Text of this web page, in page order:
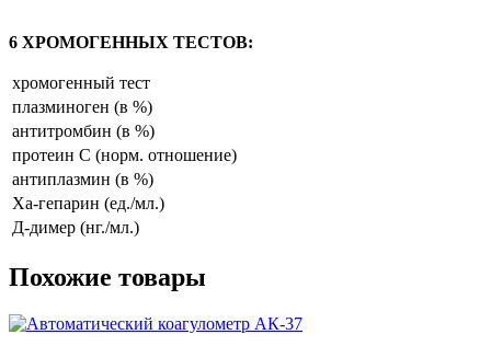
6 ХРОМОГЕННЫХ ТЕСТОВ:
хромогенный тест
плазминоген (в %)
антитромбин (в %)
протеин С (норм. отношение)
антиплазмин (в %)
Ха-гепарин (ед./мл.)
Д-димер (нг./мл.)
Похожие товары